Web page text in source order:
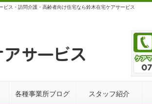
ス・訪問介護・高齢者向け住宅なら鈴木在宅ケアサービス
各種事業所ブログ スタッフ紹介